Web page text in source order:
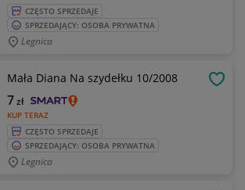
CZĘSTO SPRZEDAJE
SPRZEDAJĄCY: OSOBA PRYWATNA
Legnica
Mała Diana Na szydełku 10/2008
KUP TERAZ
7zł
CZĘSTO SPRZEDAJE
SPRZEDAJĄCY: OSOBA PRYWATNA
Legnica